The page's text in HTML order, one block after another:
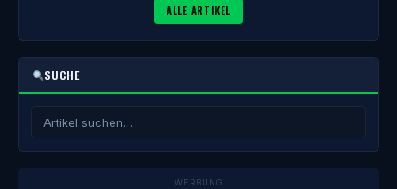
ALLE ARTIKEL
SUCHE
WERBUNG